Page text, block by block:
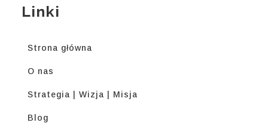
Linki
Strona główna
O nas
Strategia | Wizja | Misja
Blog